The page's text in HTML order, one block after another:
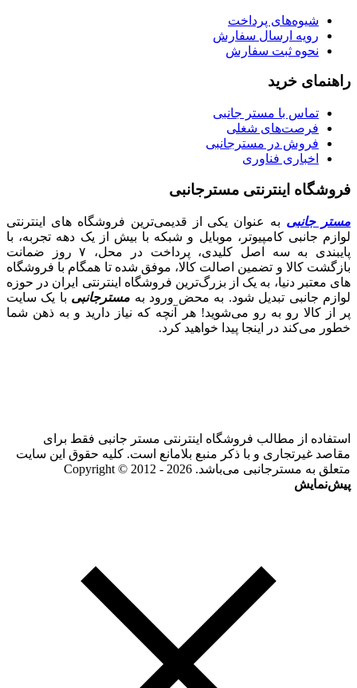
شیوه‌های پرداخت
رویه ارسال سفارش
نحوه ثبت سفارش
راهنمای خرید
تماس با مستر جانبی
فرصت‌های شغلی
فروش در مسترجانبی
اخباری فناوری
فروشگاه اینترنتی مسترجانبی
مستر جانبی به عنوان یکی از قدیمی‌ترین فروشگاه های اینترنتی
لوازم جانبی کامپیوتر، موبایل و شبکه با بیش از یک دهه تجربه، با
پایبندی به سه اصل کلیدی، پرداخت در محل، ۷ روز ضمانت
بازگشت کالا و تضمین اصالت کالا، موفق شده تا همگام با فروشگاه‌
های معتبر دنیا، به یک از بزرگ‌ترین فروشگاه اینترنتی ایران در حوزه
لوازم جانبی تبدیل شود. به محض ورود به مسترجانبی با یک سایت
پر از کالا رو به رو می‌شوید! هر آنچه که نیاز دارید و به ذهن شما
خطور می‌کند در اینجا پیدا خواهید کرد.
استفاده از مطالب فروشگاه اینترنتی مستر جانبی فقط برای
مقاصد غیرتجاری و با ذکر منبع بلامانع است. کلیه حقوق این سایت
متعلق به مسترجانبی می‌باشد. Copyright © 2012 - 2026
پیش‌نمایش